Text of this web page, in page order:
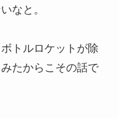
なと。
トルロケットが除
たからこその話で